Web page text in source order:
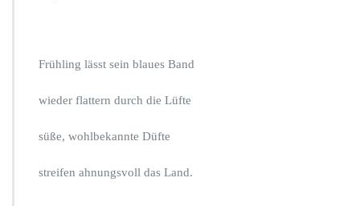
Frühling lässt sein blaues Band
wieder flattern durch die Lüfte
süße, wohlbekannte Düfte
streifen ahnungsvoll das Land.